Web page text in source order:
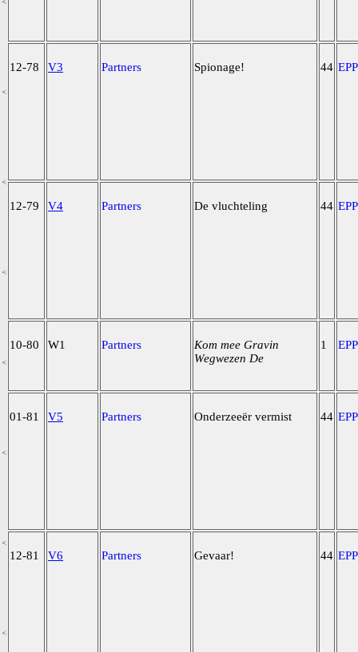
12-78 V3 Partners Spionage! 44
12-79 V4 Partners De vluchteling 44
10-80 W1 Partners
Kom mee Gravin
Wegwezen De
1
01-81 V5 Partners Onderzeeër vermist 44
12-81 V6 Partners Gevaar! 44